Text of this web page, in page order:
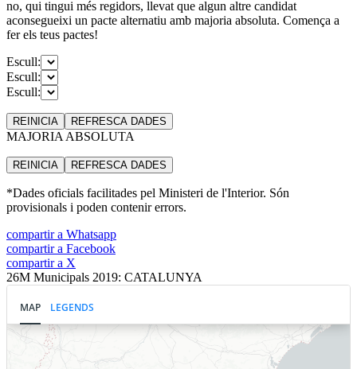
no, qui tingui més regidors, llevat que algun altre candidat
aconsegueixi un pacte alternatiu amb majoria absoluta. Comença a
fer els teus pactes!
Escull:
Escull:
Escull:
REINICIA REFRESCA DADES
MAJORIA ABSOLUTA
REINICIA REFRESCA DADES
*Dades oficials facilitades pel Ministeri de l'Interior. Són
provisionals i poden contenir errors.
compartir a Whatsapp
compartir a Facebook
compartir a X
26M Municipals 2019: CATALUNYA